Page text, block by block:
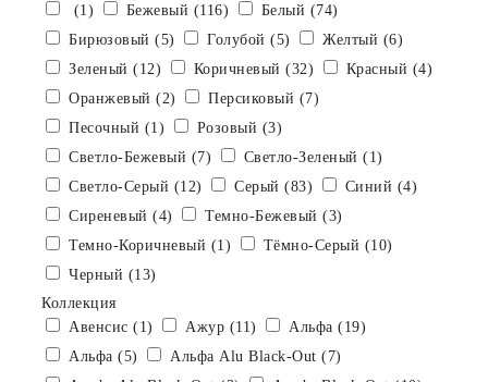
(1)
Бежевый (116)
Белый (74)
Бирюзовый (5)
Голубой (5)
Желтый (6)
Зеленый (12)
Коричневый (32)
Красный (4)
Оранжевый (2)
Персиковый (7)
Песочный (1)
Розовый (3)
Светло-Бежевый (7)
Светло-Зеленый (1)
Светло-Серый (12)
Серый (83)
Синий (4)
Сиреневый (4)
Темно-Бежевый (3)
Темно-Коричневый (1)
Тёмно-Серый (10)
Черный (13)
Коллекция
Авенсис (1)
Ажур (11)
Альфа (19)
Альфа (5)
Альфа Alu Black-Out (7)